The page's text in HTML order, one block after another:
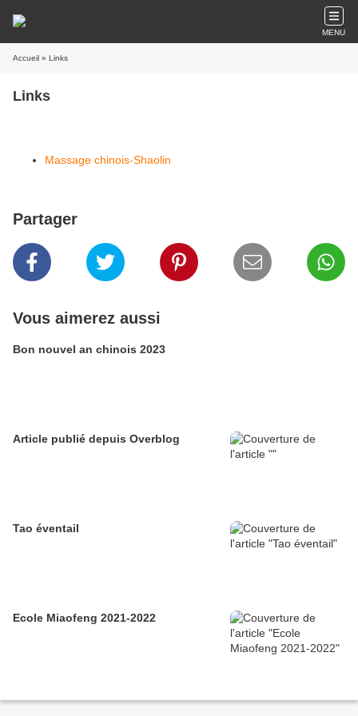
MENU
Accueil » Links
Links
Massage chinois-Shaolin
Partager
Vous aimerez aussi
Bon nouvel an chinois 2023
Article publié depuis Overblog
Tao éventail
Ecole Miaofeng 2021-2022